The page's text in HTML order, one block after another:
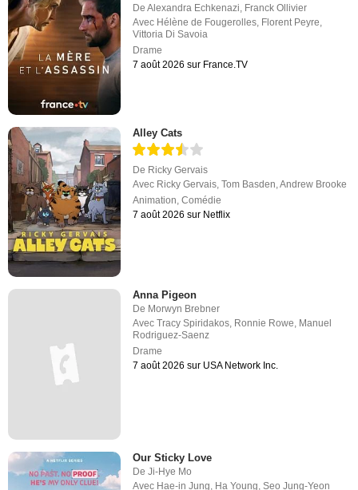
DeAlexandra Echkenazi Franck Ollivier
Avec Hélène de Fougerolles Florent Peyre
Vittoria Di Savoia
Drame
7 août 2026 sur France.TV
Alley Cats
De Ricky Gervais
Avec Ricky Gervais,Tom Basden,Andrew Brooke
Animation,Comédie
7 août 2026 sur Netflix
Anna Pigeon
De Morwyn Brebner
AvecTracy Spiridakos, Ronnie Rowe, Manuel
Rodriguez-Saenz
Drame
7 août 2026 sur USA Network Inc.
Our Sticky Love
DeJi-Hye Mo
Avec Hae-in Jung Ha Young ,Seo Jung-Yeon